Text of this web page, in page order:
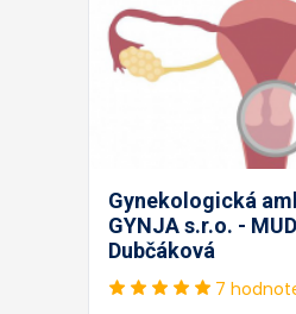
Gynekologická
GYNJA s.r.o. -
Dubčáková
7